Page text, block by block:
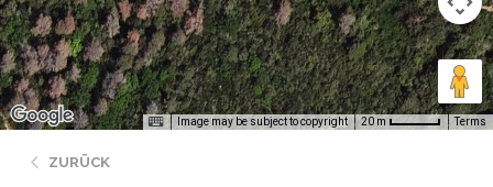
Image may be subject to copyright 20 m Terms
ZURÜCK